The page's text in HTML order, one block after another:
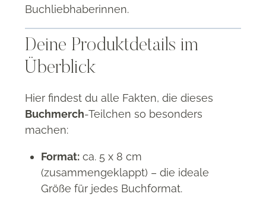
Buchliebhaberinnen.
Deine Produktdetails im
Überblick
Hier findest du alle Fakten, die dieses
Buchmerch-Teilchen so besonders
machen:
Format: ca. 5 x 8 cm
(zusammengeklappt) – die ideale
Größe für jedes Buchformat.